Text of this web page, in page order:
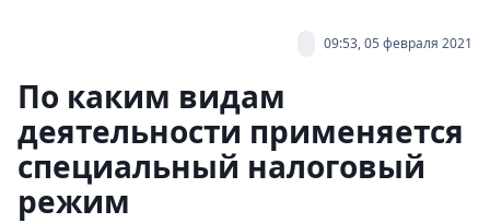
09:53, 05 февраля 2021
По каким видам
деятельности применяется
специальный налоговый
режим